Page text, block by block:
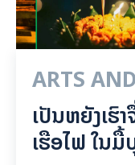
ARTS
ເປັນ​ຫຍັງ​ເຮົ
ເຮືອ​ໄຟ ໃນ​